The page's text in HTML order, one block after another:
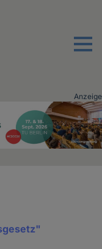
Menu
Anzeige